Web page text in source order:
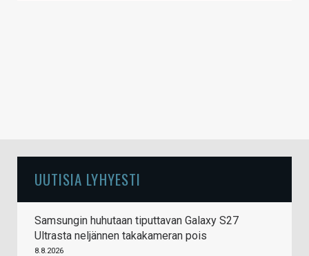
UUTISIA LYHYESTI
Samsungin huhutaan tiputtavan Galaxy S27
Ultrasta neljännen takakameran pois
8.8.2026